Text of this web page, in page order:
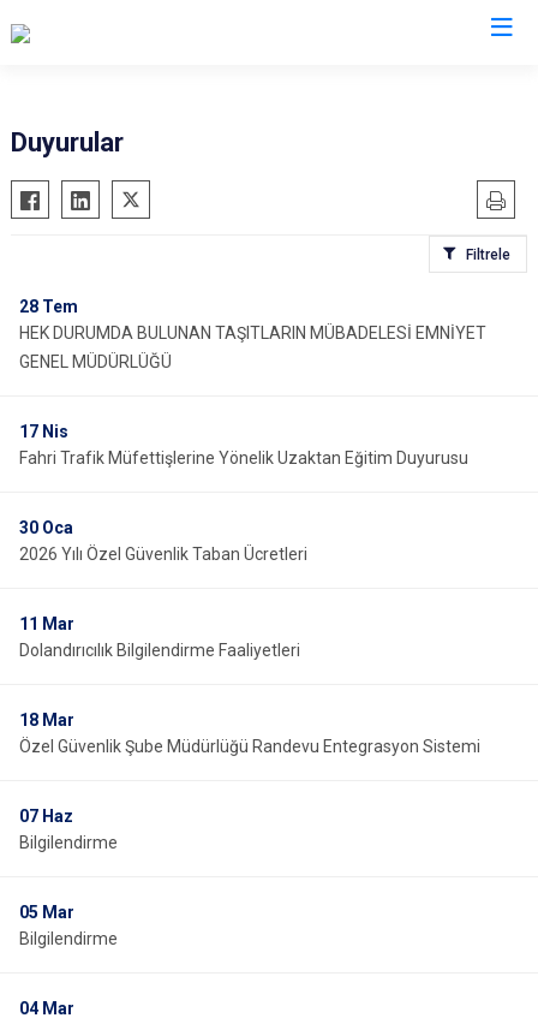
Duyurular
Filtrele
28 Tem
HEK DURUMDA BULUNAN TAŞITLARIN MÜBADELESİ EMNİYET
GENEL MÜDÜRLÜĞÜ
17 Nis
Fahri Trafik Müfettişlerine Yönelik Uzaktan Eğitim Duyurusu
30 Oca
2026 Yılı Özel Güvenlik Taban Ücretleri
11 Mar
Dolandırıcılık Bilgilendirme Faaliyetleri
18 Mar
Özel Güvenlik Şube Müdürlüğü Randevu Entegrasyon Sistemi
07 Haz
Bilgilendirme
05 Mar
Bilgilendirme
04 Mar